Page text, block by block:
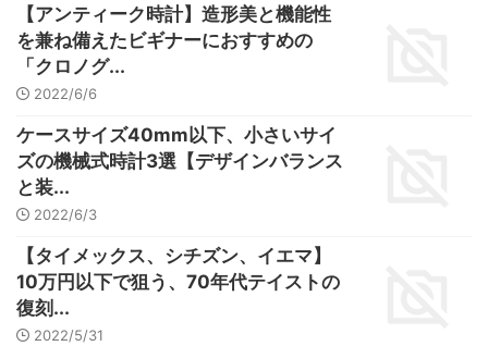
【アンティーク時計】造形美と機能性
を兼ね備えたビギナーにおすすめの
「クロノグ...
2022/6/6
ケースサイズ40mm以下、小さいサイ
ズの機械式時計3選【デザインバランス
と装...
2022/6/3
【タイメックス、シチズン、イエマ】
10万円以下で狙う、70年代テイストの
復刻...
2022/5/31